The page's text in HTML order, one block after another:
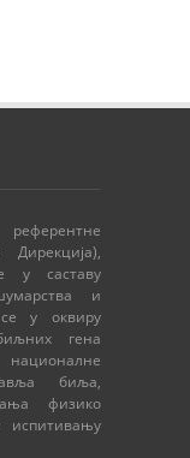
у саставу
и
у оквиру
гена
биља,
физико
испитивању